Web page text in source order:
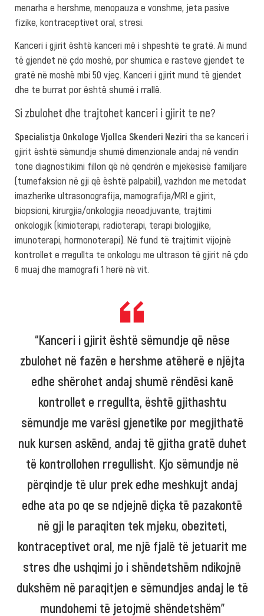
menarha e hershme, menopauza e vonshme, jeta pasive
fizike, kontraceptivet oral, stresi.
Kanceri i gjirit është kanceri më i shpeshtë te gratë. Ai mund
të gjendet në çdo moshë, por shumica e rasteve gjendet te
gratë në moshë mbi 50 vjeç. Kanceri i gjirit mund të gjendet
dhe te burrat por është shumë i rrallë.
Si zbulohet dhe trajtohet kanceri i gjirit te ne?
Specialistja Onkologe Vjollca Skenderi Neziri tha se kanceri i
gjirit është sëmundje shumë dimenzionale andaj në vendin
tone diagnostikimi fillon që në qendrën e mjekësisë familjare
(tumefaksion në gji që është palpabil), vazhdon me metodat
imazherike ultrasonografija, mamografija/MRI e gjirit,
biopsioni, kirurgjia/onkologjia neoadjuvante, trajtimi
onkologjik (kimioterapi, radioterapi, terapi biologjike,
imunoterapi, hormonoterapi). Në fund të trajtimit vijojnë
kontrollet e rregullta te onkologu me ultrason të gjirit në çdo
6 muaj dhe mamografi 1 herë në vit.
“Kanceri i gjirit është sëmundje që nëse
zbulohet në fazën e hershme atëherë e njëjta
edhe shërohet andaj shumë rëndësi kanë
kontrollet e rregullta, është gjithashtu
sëmundje me varësi gjenetike por megjithatë
nuk kursen askënd, andaj të gjitha gratë duhet
të kontrollohen rregullisht. Kjo sëmundje në
përqindje të ulur prek edhe meshkujt andaj
edhe ata po qe se ndjejnë diçka të pazakontë
në gji le paraqiten tek mjeku, obeziteti,
kontraceptivet oral, me një fjalë të jetuarit me
stres dhe ushqimi jo i shëndetshëm ndikojnë
dukshëm në paraqitjen e sëmundjes andaj le të
mundohemi të jetojmë shëndetshëm”